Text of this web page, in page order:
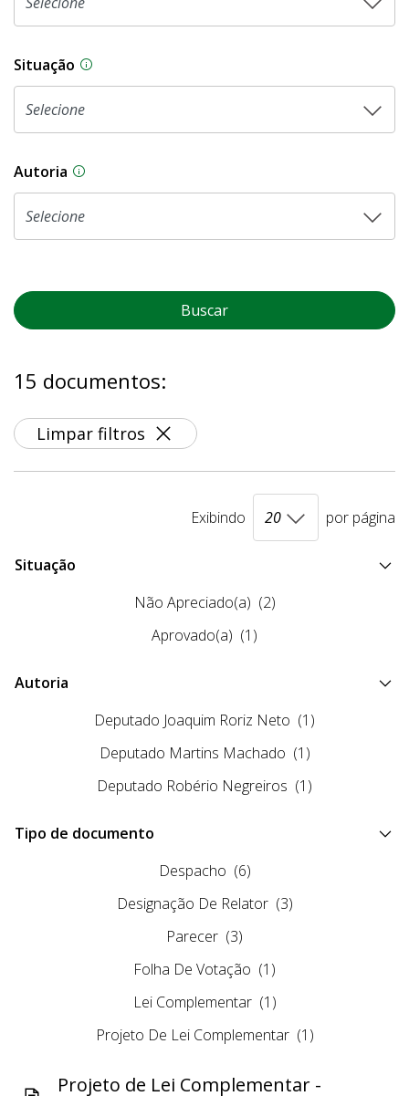
Situação Na CLDF, as proposições legislativas
Autoria As proposições legislativas na CLDF podem
Buscar
15 documentos:
Limpar filtros
Exibindo por página
Situação
Não Apreciado(a) (2)
Aprovado(a) (1)
Autoria
Deputado Joaquim Roriz Neto (1)
Deputado Martins Machado (1)
Deputado Robério Negreiros (1)
Tipo de documento
Despacho (6)
Designação De Relator (3)
Parecer (3)
Folha De Votação (1)
Lei Complementar (1)
Projeto De Lei Complementar (1)
Projeto de Lei Complementar -